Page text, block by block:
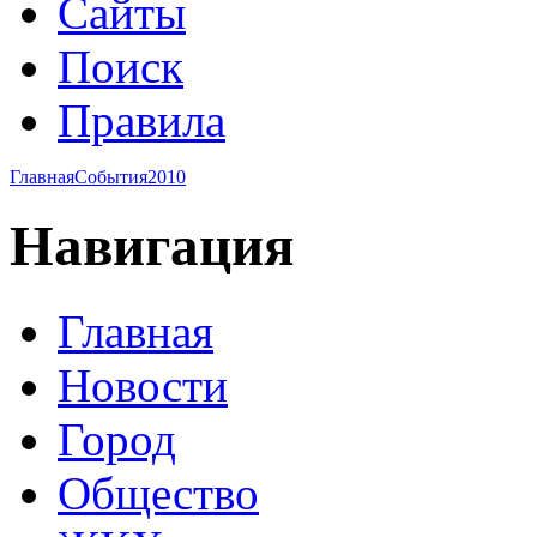
Сайты
Поиск
Правила
ГлавнаяСобытия2010
Навигация
Главная
Новости
Город
Общество